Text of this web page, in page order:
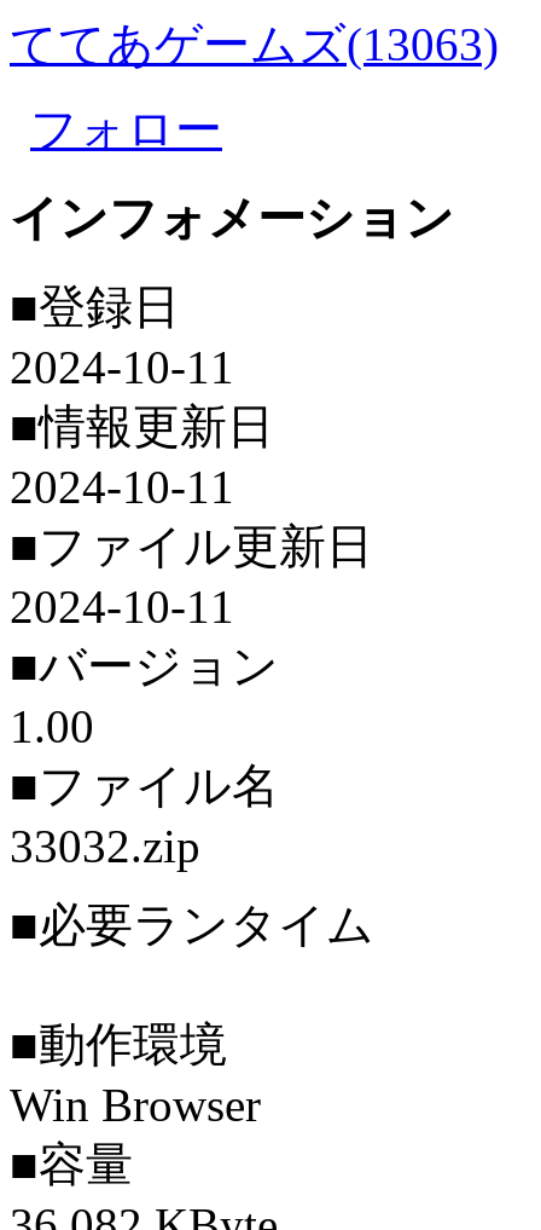
ててあゲームズ(13063)
フォロー
インフォメーション
■登録日
2024-10-11
■情報更新日
2024-10-11
■ファイル更新日
2024-10-11
■バージョン
1.00
■ファイル名
33032.zip
■必要ランタイム
■動作環境
Win Browser
■容量